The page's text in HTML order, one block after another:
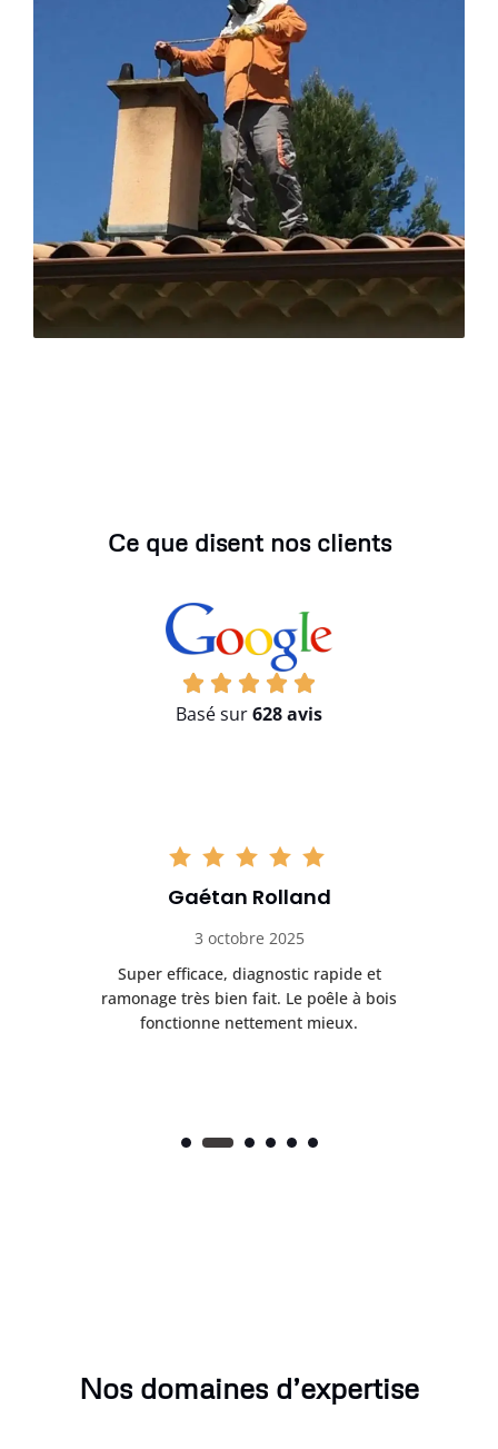
Ce que disent nos clients
Basé sur628 avis
Gaétan Rolland
3 octobre 2025
Super efficace, diagnostic rapide et
ramonage très bien fait. Le poêle à bois
fonctionne nettement mieux.
Nos domaines d’expertise